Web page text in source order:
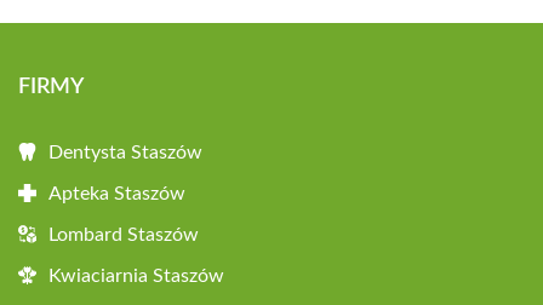
FIRMY
Dentysta Staszów
Apteka Staszów
Lombard Staszów
Kwiaciarnia Staszów